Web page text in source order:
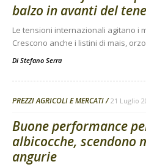
balzo in avanti del
Le tensioni internazionali agitano i
Crescono anche i listini di mais,
Di Stefano Serra
PREZZI AGRICOLI E MERCATI 21 Luglio
Buone performance
albicocche, scendono
angurie